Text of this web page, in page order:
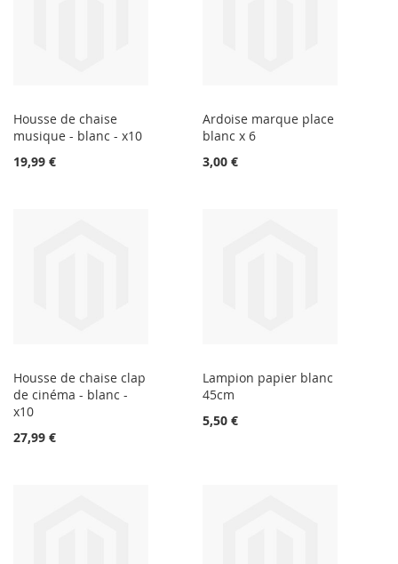
Housse de chaise
musique - blanc - x10
19,99 €
Ardoise marque place
blanc x 6
3,00 €
Housse de chaise clap
de cinéma - blanc -
x10
27,99 €
Lampion papier blanc
45cm
5,50 €